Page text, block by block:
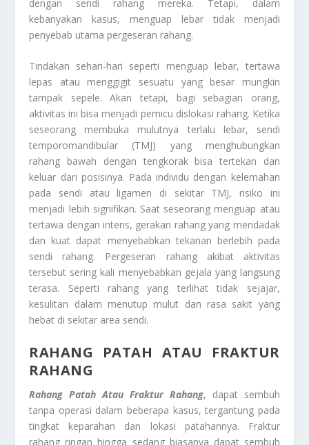
dengan sendi rahang mereka. Tetapi, dalam
kebanyakan kasus, menguap lebar tidak menjadi
penyebab utama pergeseran rahang.
Tindakan sehari-hari seperti menguap lebar, tertawa
lepas atau menggigit sesuatu yang besar mungkin
tampak sepele. Akan tetapi, bagi sebagian orang,
aktivitas ini bisa menjadi pemicu dislokasi rahang. Ketika
seseorang membuka mulutnya terlalu lebar, sendi
temporomandibular (TMJ) yang menghubungkan
rahang bawah dengan tengkorak bisa tertekan dan
keluar dari posisinya. Pada individu dengan kelemahan
pada sendi atau ligamen di sekitar TMJ, risiko ini
menjadi lebih signifikan. Saat seseorang menguap atau
tertawa dengan intens, gerakan rahang yang mendadak
dan kuat dapat menyebabkan tekanan berlebih pada
sendi rahang. Pergeseran rahang akibat aktivitas
tersebut sering kali menyebabkan gejala yang langsung
terasa. Seperti rahang yang terlihat tidak sejajar,
kesulitan dalam menutup mulut dan rasa sakit yang
hebat di sekitar area sendi.
RAHANG PATAH ATAU FRAKTUR
RAHANG
Rahang Patah Atau Fraktur Rahang, dapat sembuh
tanpa operasi dalam beberapa kasus, tergantung pada
tingkat keparahan dan lokasi patahannya. Fraktur
rahang ringan hingga sedang biasanya dapat sembuh